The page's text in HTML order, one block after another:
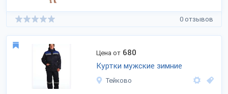
0 отзывов
Цена от 680
Куртки мужские зимние
Тейково